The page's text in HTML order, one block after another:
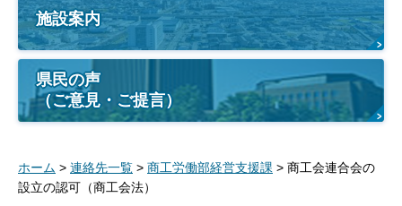
施設案内
県民の声
（ご意見・ご提言）
ホーム > 連絡先一覧 > 商工労働部経営支援課 > 商工会連合会の
設立の認可（商工会法）